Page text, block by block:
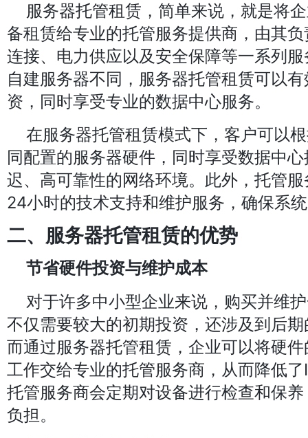
服务器托管租赁，简单来说，就是将
备租赁给专业的托管服务提供商，由其
连接、电力供应以及安全保障等一系列
自建服务器不同，服务器托管租赁可以
资，同时享受专业的数据中心服务。
在服务器托管租赁模式下，客户可以
同配置的服务器硬件，同时享受数据中
迟、高可靠性的网络环境。此外，托管
24小时的技术支持和维护服务，确保系
二、服务器托管租赁的优势
节省硬件投资与维护成本
对于许多中小型企业来说，购买并维
不仅需要较大的初期投资，还涉及到后
而通过服务器托管租赁，企业可以将硬
工作交给专业的托管服务商，从而降低
托管服务商会定期对设备进行检查和保
负担。